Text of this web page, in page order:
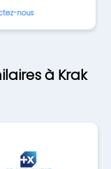
nous
à Krak